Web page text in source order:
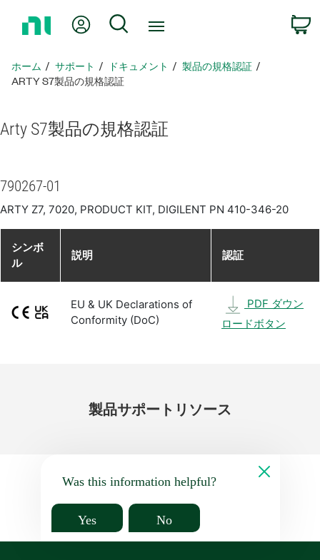
ペ
ー
戻
Myアカウント
検索
ホーム サポート ドキュメント
製品​の​規格​認証
ARTY S7製品​の​規格​認証
Arty S7製品​の​規格​認証
790267-01
ARTY Z7, 7020, PRODUCT KIT, DIGILENT PN 410-346-20
シンボ
ル
説明 認証
EU & UK Declarations of
Conformity (DoC)
PDF ダウン
ロードボタン
製品サポート リソース
Was this information helpful?
Yes No